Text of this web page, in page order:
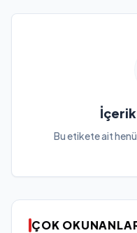
İçerik
Bu etikete ait
ÇOK